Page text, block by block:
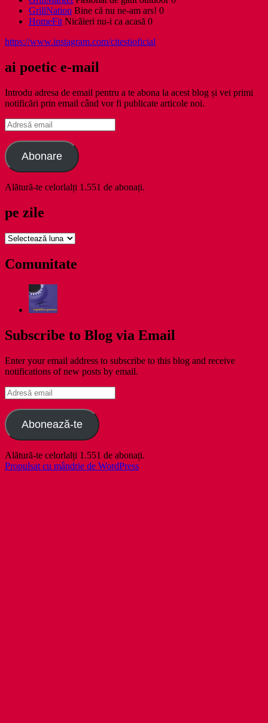
GrillNation Bine că nu ne-am ars! 0
HomeFitNicăieri nu-i ca acasă 0
https://www.instagram.com/citestioficial
ai poetic e-mail
Introdu adresa de email pentru a te abona la acest blog și vei primi
notificări prin email când vor fi publicate articole noi.
Adresă
email
Abonare
Alătură-te celorlalți 1.551 de abonați.
pe zile
pe
Comunitate
Subscribe to Blog via Email
Enter your email address to subscribe to this blog and receive
notifications of new posts by email.
Adresă
email
Abonează-te
Alătură-te celorlalți 1.551 de abonați.
Propulsat cu mândrie de WordPress